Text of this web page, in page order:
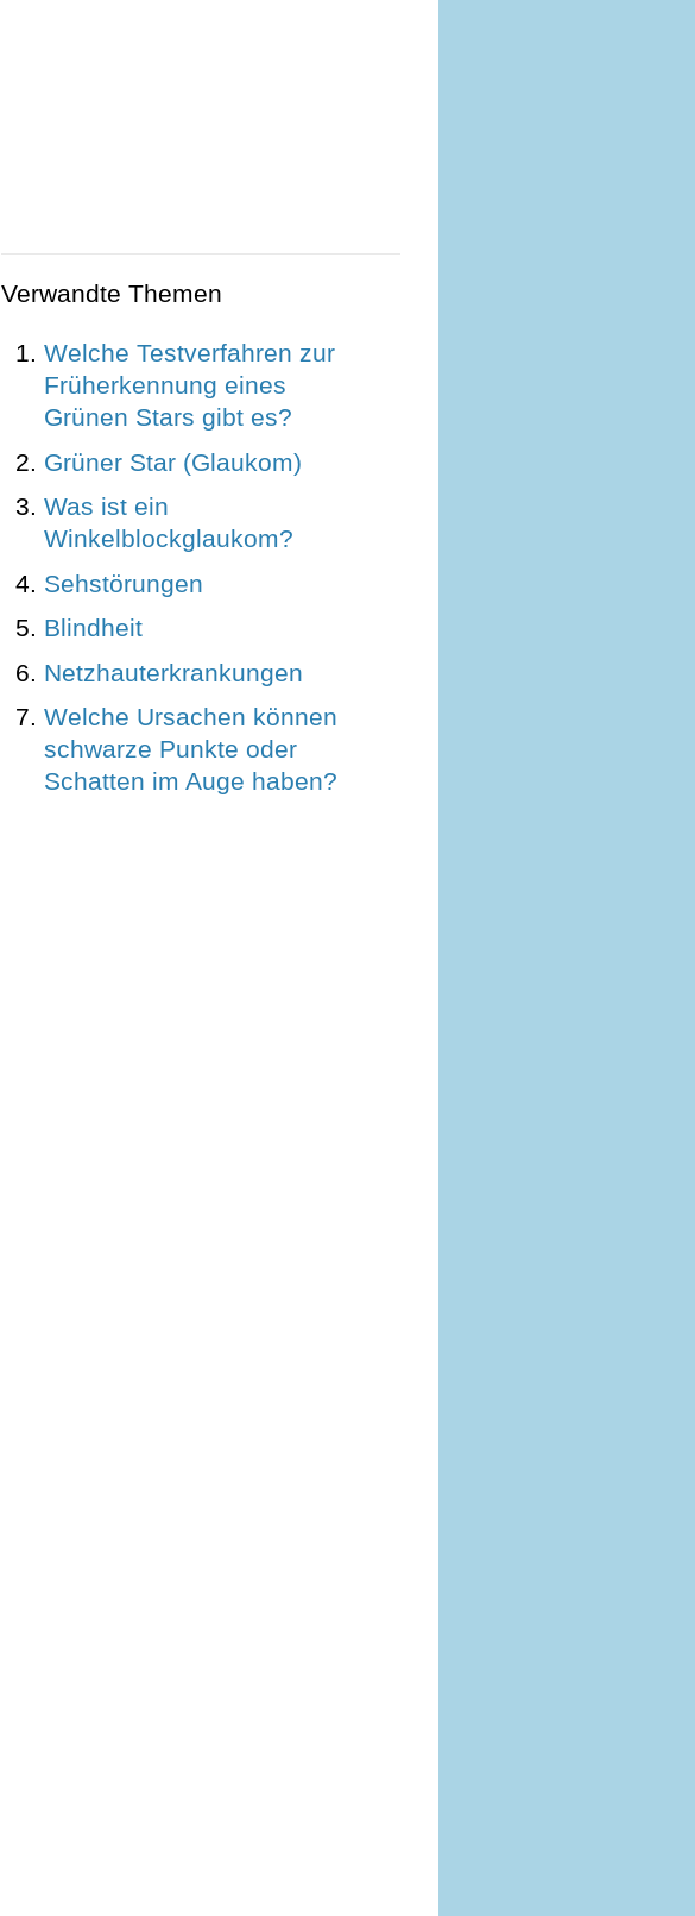
Verwandte Themen
Welche Testverfahren zur
Früherkennung eines
Grünen Stars gibt es?
Grüner Star (Glaukom)
Was ist ein
Winkelblockglaukom?
Sehstörungen
Blindheit
Netzhauterkrankungen
Welche Ursachen können
schwarze Punkte oder
Schatten im Auge haben?